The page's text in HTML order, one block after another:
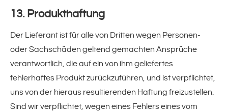
13. Produkthaftung
Der Lieferant ist für alle von Dritten wegen Personen-
oder Sachschäden geltend gemachten Ansprüche
verantwortlich, die auf ein von ihm geliefertes
fehlerhaftes Produkt zurückzuführen, und ist verpflichtet,
uns von der hieraus resultierenden Haftung freizustellen.
Sind wir verpflichtet, wegen eines Fehlers eines vom